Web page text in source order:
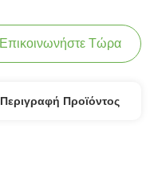
Επικοινωνήστε Τώρα
Περιγραφή Προϊόντος